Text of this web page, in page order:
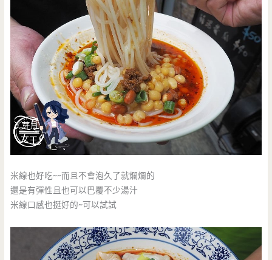
米線也好吃~~而且不會泡久了就爛爛的
還是有彈性且也可以巴覆不少湯汁
米線口感也挺好的~可以試試